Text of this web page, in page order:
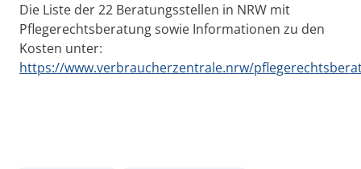
Die Liste der 22 Beratungsstellen in NRW mit
Pflegerechtsberatung sowie Informationen zu den
Kosten unter:
https://www.verbraucherzentrale.nrw/